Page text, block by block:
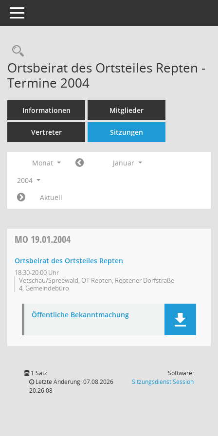
Toggle navigation
Rechercheauswahl
Ortsbeirat des Ortsteiles Repten -
Termine 2004
Informationen Mitglieder
Vertreter Sitzungen
Monat
Januar
2004
Aktuell
MO 19.01.2004
Ortsbeirat des Ortsteiles Repten
18:30-20:00 Uhr
Vetschau/Spreewald, OT Repten, Reptener Dorfstraße
4, Gemeindebüro
Öffentliche Bekanntmachung
1 Satz
Letzte Änderung: 07.08.2026
20:26:08
Software:
SitzungsdienstSession(Wird in